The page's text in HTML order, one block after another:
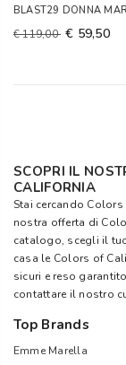
BLAST29 DONNA
€ 119,00 € 59,50
SCOPRI IL
CALIFORNIA
Stai cercando
nostra offerta di
catalogo, scegli il
casa le Colors of
sicuri e reso
contattare il nostro
Top Brands
Emme Marella